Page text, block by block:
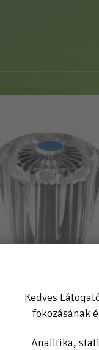
Kedves
fokozásának
Analitika,